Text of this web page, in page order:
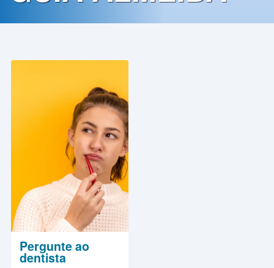
de
Pergunte ao
dentista